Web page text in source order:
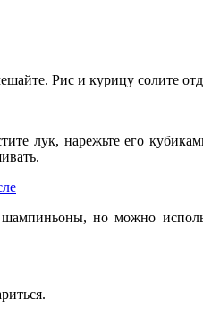
Рис и курицу солите
лук, нарежьте его
но можно